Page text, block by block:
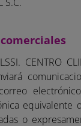
S.C.
CENTRO
equivalente
o